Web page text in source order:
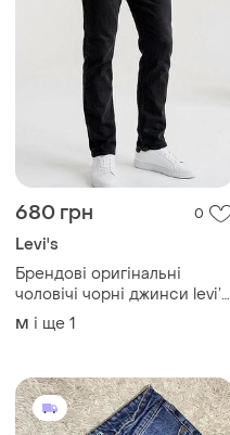
680 грн 0
Levi's
Брендові оригінальні
чоловічі чорні джинси levi’s
strauss &co прямого
покрою
M і ще 1